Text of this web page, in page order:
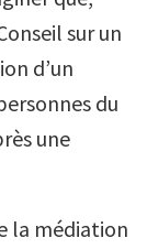
sur un
d’un
du
une
la médiation